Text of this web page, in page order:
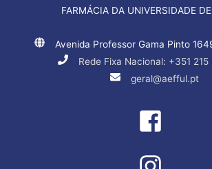
FARMÁCIA DA UNIVERSIDADE
Avenida Professor Gama Pinto
Rede Fixa Nacional: +351 215
geral@aefful.pt